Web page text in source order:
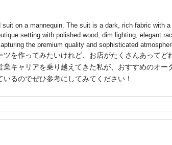
を作ってみたいけれど、お店がたくさんあって
キャリアを乗り越えてきた私が、おすすめのオ
るのでぜひ参考にしてみてください！